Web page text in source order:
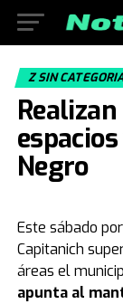
Z SIN
Negro
Este sábado
Capitanich
áreas el
apunta al